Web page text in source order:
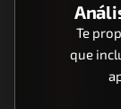
Te
que